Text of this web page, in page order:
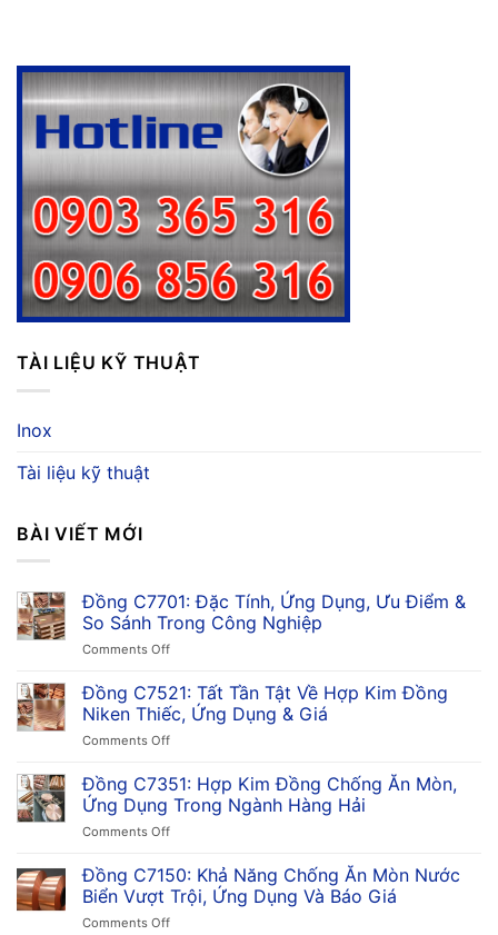
TÀI LIỆU KỸ THUẬT
Inox
Tài liệu kỹ thuật
BÀI VIẾT MỚI
Đồng C7701: Đặc Tính, Ứng Dụng, Ưu Điểm &
So Sánh Trong Công Nghiệp
Comments Offon
C7701:
Đặc
Tính,
Ứng
Ưu
Điểm
Trong
Công
Đồng C7521: Tất Tần Tật Về Hợp Kim Đồng
Niken Thiếc, Ứng Dụng & Giá
Comments Offon
C7521:
Tất
Tần
Tật
Hợp
Kim
Đồng
Đồng C7351: Hợp Kim Đồng Chống Ăn Mòn,
Ứng Dụng Trong Ngành Hàng Hải
Comments Offon
C7351:
Hợp
Kim
Đồng
Đồng C7150: Khả Năng Chống Ăn Mòn Nước
Biển Vượt Trội, Ứng Dụng Và Báo Giá
Comments Offon